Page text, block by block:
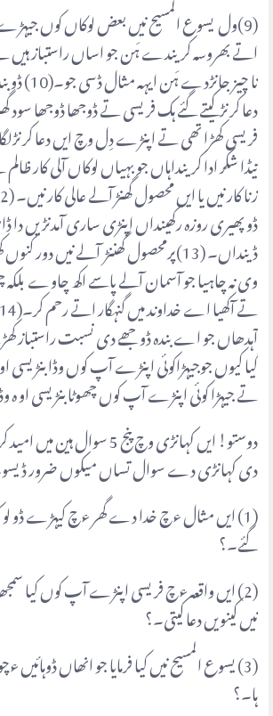
(9)ول یسوع المسیح نیں بعض لوکاں کوں
اتے بھروسہ کریندے ہَن جو اساں راستباز ہیں
نا چیز
فریسی کھڑا تھی تے اپنڑے دِل وچ ایں دعا
تیڈا شکر ادا کرینداہاں جو بہیاں لوکاں آلی
ڈو پھیری روزہ رکھینداں اپنڑی ساری آمدنڑیں
ڈینداں۔ (13)پرمحصول گھننڑ آلے نیں دور
وی نہ چاہیا جو آسمان آلے پاسے اکھ چاوے
آہدھاں جو اے بندہ ڈوجھے دی نسبت راستباز
گیا کیوں جوجیہڑاکوئی اپنڑے آپ کوں وڈا بنڑیسی
تے جیہڑا کوئی اپنڑے آپ کوں چھوٹا بنڑیسی او ہ
دوستو! ایں کہانڑی وچ پنج 5 سوال
دی کہانڑی دے سوال تساں میکوں ضرور
(1) ایں مثال ءچ خدا دے گھر ءچ کیہڑے ڈو
گئے۔؟
(2) ایں واقعہ ءچ فریسی اپنڑے آپ کوں کیا
نیں کینویں دعا کیتی۔؟
(3) یسوع المسیح نیں کیا فرمایا جو انھاں ڈوہائیں
ہا۔؟